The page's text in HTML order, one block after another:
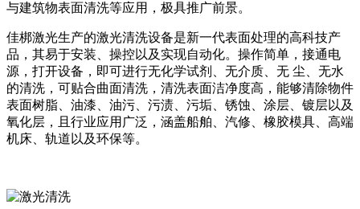
与建筑物表面清洗等应用，极具推广前景。
佳梆激光生产的激光清洗设备是新一代表面处理的高科技产
品，其易于安装、操控以及实现自动化。操作简单，接通电
源，打开设备，即可进行无化学试剂、无介质、无 尘、无水
的清洗，可贴合曲面清洗，清洗表面洁净度高，能够清除物件
表面树脂、油漆、油污、污渍、污垢、锈蚀、涂层、镀层以及
氧化层，且行业应用广泛，涵盖船舶、汽修、橡胶模具、高端
机床、轨道以及环保等。